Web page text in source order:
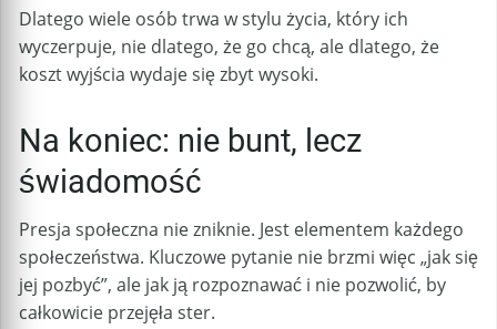
Dlatego wiele osób trwa w stylu życia, który ich
wyczerpuje, nie dlatego, że go chcą, ale dlatego, że
koszt wyjścia wydaje się zbyt wysoki.
Na koniec: nie bunt, lecz
świadomość
Presja społeczna nie zniknie. Jest elementem każdego
społeczeństwa. Kluczowe pytanie nie brzmi więc „jak się
jej pozbyć”, ale jak ją rozpoznawać i nie pozwolić, by
całkowicie przejęła ster.